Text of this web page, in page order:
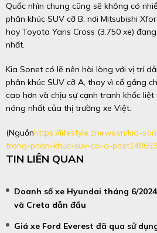
Quốc nhìn chung cũng sẽ không có
phân khúc SUV cỡ B, nơi Mitsubishi
hay Toyota Yaris Cross (3.750 xe)
nhất.
Kia Sonet có lẽ nên hài lòng với vị trí
phân khúc SUV cỡ A, thay vì cố gắng
cao hơn và chịu sự cạnh tranh khốc
nóng nhất của thị trường xe Việt.
(Nguồnhttps://lifestyle.znews.vn/kia-
trong-phan-khuc-suv-co-a-
TIN LIÊN QUAN
Doanh số xe Hyundai tháng 6/
và Creta dẫn đầu
Giá xe Ford Everest đã qua sử